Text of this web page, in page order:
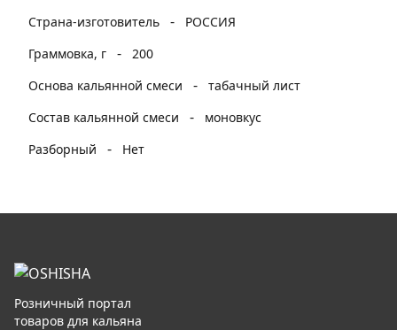
Страна-изготовитель
-
РОССИЯ
Граммовка, г
- 200
Основа кальянной смеси
- табачный лист
Состав кальянной смеси
-
моновкус
Разборный
- Нет
Розничный портал
товаров для кальяна